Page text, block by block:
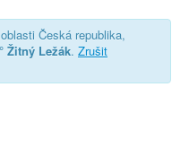
Česká republika,
Žitný Ležák. Zrušit